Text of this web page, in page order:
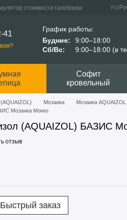
стоимости газоблока
Укр
41
График работы:
Будние:
9:00–18:00
Сб/Вс:
9:00–18:00 (в
Софит
кровельный
Мозаика
Мозаика AQUAIZOL
Мозаика Мокко
(AQUAIZOL) БАЗИС
отзыв
Быстрый заказ